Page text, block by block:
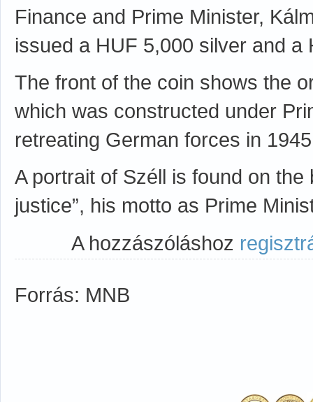
Finance and Prime Minister,
issued a HUF 5,000 silver and
The front of the coin shows the
which was constructed under
retreating German forces in
A portrait of Széll is found on
justice”, his motto as Prime
A hozzászóláshoz
Forrás: MNB